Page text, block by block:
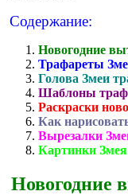
Содержание:
Новогодние
Трафареты
Голова Змеи
Шаблоны
Раскраски
Как
Вырезалки
Картинки Змея
Новогодние